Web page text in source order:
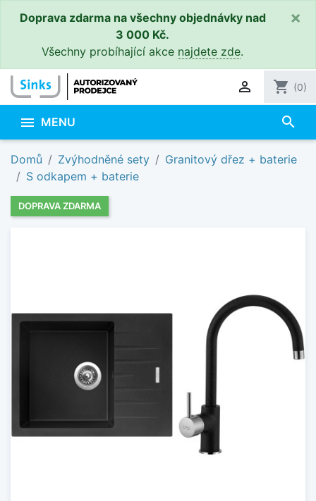
Doprava zdarma na všechny objednávky nad
3 000 Kč.
Všechny probíhající akce najdete zde.
×
 shopping_cart (0)
 MENU search
Domů Zvýhodněné sety
Granitový dřez + baterie
S odkapem + baterie
DOPRAVA ZDARMA